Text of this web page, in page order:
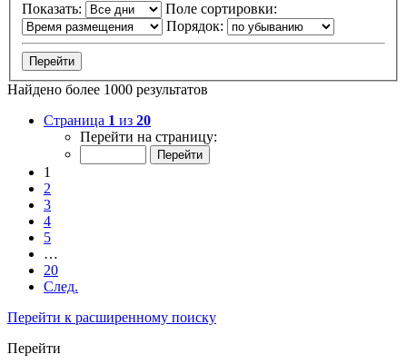
Показать:
Поле сортировки:
Порядок:
Найдено более 1000 результатов
Страница 1 из 20
Перейти на страницу:
1
2
3
4
5
…
20
След.
Перейти к расширенному поиску
Перейти